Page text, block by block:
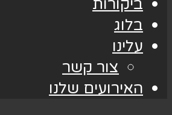
ביקורות
בלוג
עלינו
צור קשר
האירועים שלנו